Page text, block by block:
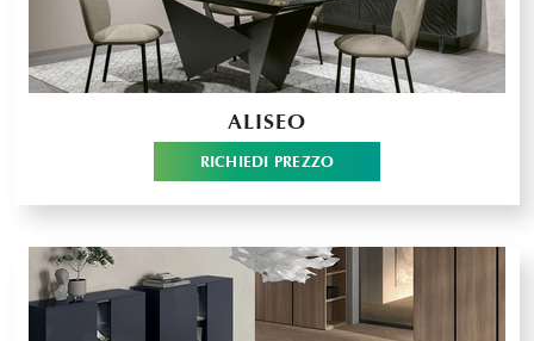
ALISEO
RICHIEDI PREZZO